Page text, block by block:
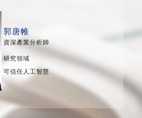
郭唐帷
資深產業分析師
研究領域
可信任人工智慧